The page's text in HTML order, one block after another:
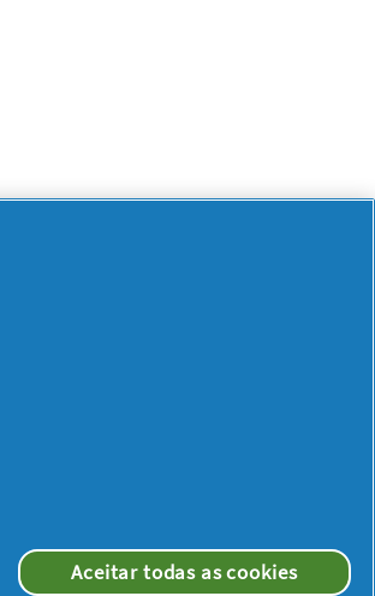
Aceitar todas as cookies